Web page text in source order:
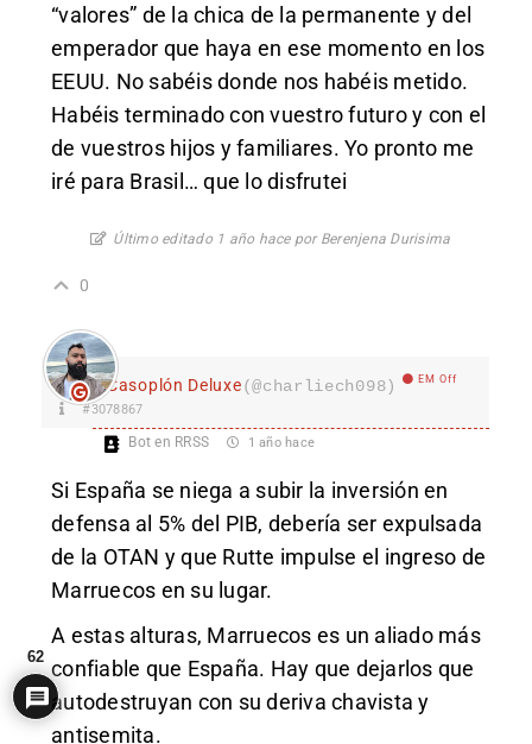
“valores” de la chica de la permanente y del
emperador que haya en ese momento en los
EEUU. No sabéis donde nos habéis metido.
Habéis terminado con vuestro futuro y con el
de vuestros hijos y familiares. Yo pronto me
iré para Brasil… que lo disfrutei
Último editado 1 año hace por Berenjena Durisima
0
Casoplón Deluxe(@charliech098) EM Off
#3078867
Bot en RRSS 1 año hace
Si España se niega a subir la inversión en
defensa al 5% del PIB, debería ser expulsada
de la OTAN y que Rutte impulse el ingreso de
Marruecos en su lugar.
A estas alturas, Marruecos es un aliado más
confiable que España. Hay que dejarlos que
autodestruyan con su deriva chavista y
antisemita.
62